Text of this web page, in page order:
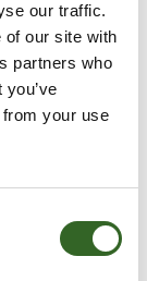
our traffic.
of our site with
partners who
your use